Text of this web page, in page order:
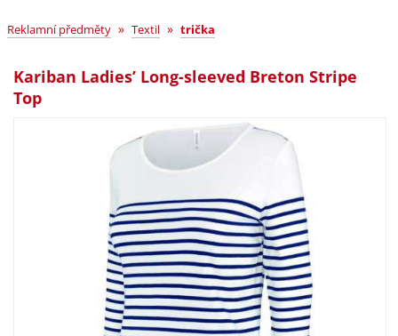
Reklamní předměty » Textil » trička
Kariban Ladies’ Long-sleeved Breton Stripe
Top